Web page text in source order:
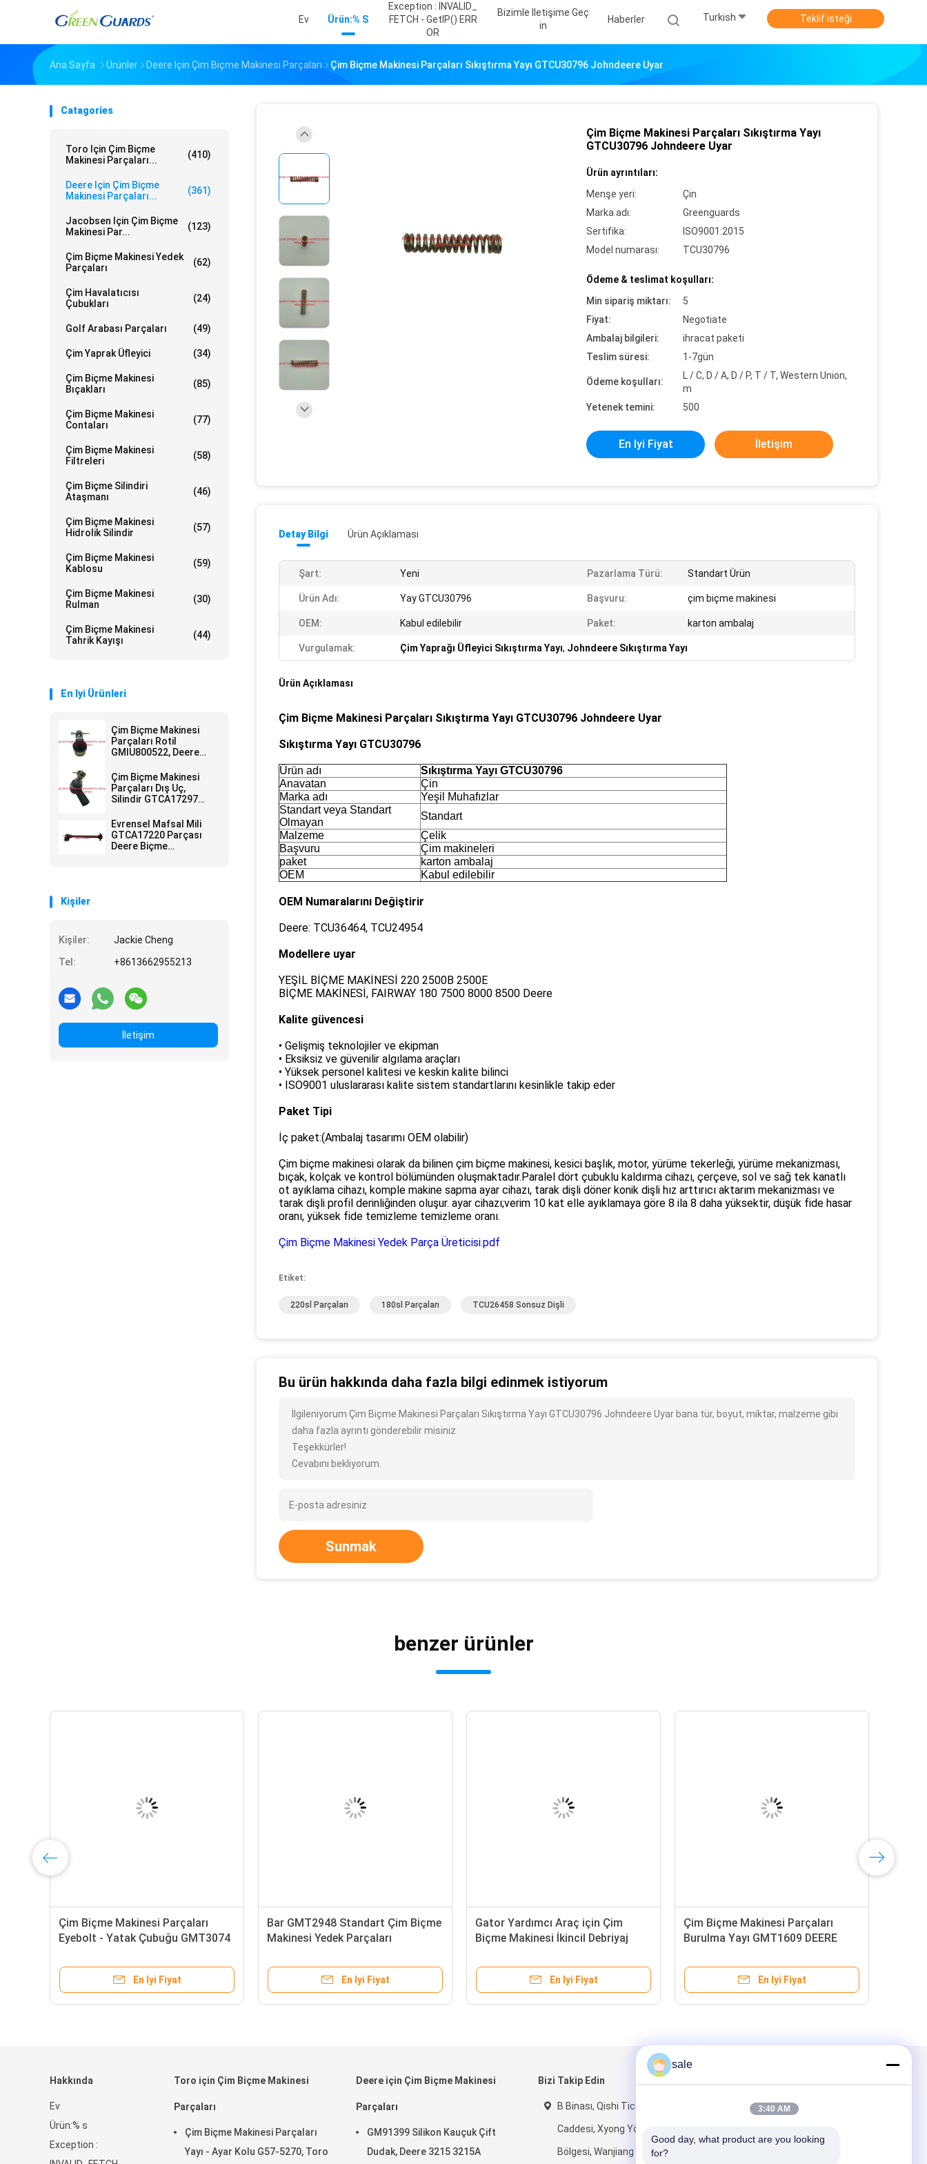
Ev Ürün:% S
Exception : INVALID_
FETCH - GetIP() ERR
OR
Bizimle Iletişime Geç
In
Haberler Turkish Teklif isteği
Ana Sayfa Ürünler Deere Için Çim Biçme Makinesi Parçaları Çim Biçme Makinesi Parçaları Sıkıştırma Yayı GTCU30796 Johndeere Uyar
Catagories
Toro Için Çim Biçme
Makinesi Parçaları...
(410)
Deere Için Çim Biçme
Makinesi Parçaları...
(361)
Jacobsen Için Çim Biçme
Makinesi Par...
(123)
Çim Biçme Makinesi Yedek
Parçaları
(62)
Çim Havalatıcısı
Çubukları
(24)
Golf Arabası Parçaları (49)
Çim Yaprak Üfleyici (34)
Çim Biçme Makinesi
Bıçakları
(85)
Çim Biçme Makinesi
Contaları
(77)
Çim Biçme Makinesi
Filtreleri
(58)
Çim Biçme Silindiri
Ataşmanı
(46)
Çim Biçme Makinesi
Hidrolik Silindir
(57)
Çim Biçme Makinesi
Kablosu
(59)
Çim Biçme Makinesi
Rulman
(30)
Çim Biçme Makinesi
Tahrik Kayışı
(44)
En Iyi Ürünleri
Çim Biçme Makinesi
Parçaları Rotil
GMIU800522, Deere
Aracına Uyar
Çim Biçme Makinesi
Parçaları Dış Uç,
Silindir GTCA17297
Makinesine Uyar
Evrensel Mafsal Mili
GTCA17220 Parçası
Deere Biçme
Kişiler
Kişiler:
Jackie Cheng
Tel:
+8613662955213
İletişim
Çim Biçme Makinesi Parçaları Sıkıştırma Yayı
GTCU30796 Johndeere Uyar
Ürün ayrıntıları:
Menşe yeri:
Çin
Marka adı:
Greenguards
Sertifika:
ISO9001:2015
Model numarası:
TCU30796
Ödeme & teslimat koşulları:
Min sipariş miktarı:
5
Fiyat:
Negotiate
Ambalaj bilgileri:
ihracat paketi
Teslim süresi:
1-7gün
Ödeme koşulları:
L / C, D / A, D / P, T / T, Western Union,
m
Yetenek temini:
500
En Iyi Fiyat İletişim
Detay Bilgi Ürün Açıklaması
Şart: Yeni Pazarlama Türü: Standart Ürün
Ürün Adı: Yay GTCU30796 Başvuru: çim biçme makinesi
OEM: Kabul edilebilir Paket: karton ambalaj
Vurgulamak: Çim Yaprağı Üfleyici Sıkıştırma Yayı, Johndeere Sıkıştırma Yayı
Ürün Açıklaması
Çim Biçme Makinesi Parçaları Sıkıştırma Yayı GTCU30796 Johndeere Uyar
Sıkıştırma Yayı GTCU30796
Ürün adı
Sıkıştırma Yayı GTCU30796
Anavatan
Çin
Marka adı
Yeşil Muhafızlar
Standart veya Standart
Olmayan
Standart
Malzeme
Çelik
Başvuru
Çim makineleri
paket
karton ambalaj
OEM
Kabul edilebilir
OEM Numaralarını Değiştirir
Deere: TCU36464, TCU24954
Modellere uyar
YEŞİL BİÇME MAKİNESİ 220 2500B 2500E
BİÇME MAKİNESİ, FAIRWAY 180 7500 8000 8500 Deere
Kalite güvencesi
• Gelişmiş teknolojiler ve ekipman
• Eksiksiz ve güvenilir algılama araçları
• Yüksek personel kalitesi ve keskin kalite bilinci
• ISO9001 uluslararası kalite sistem standartlarını kesinlikle takip eder
Paket Tipi
İç paket:(Ambalaj tasarımı OEM olabilir)
Çim biçme makinesi olarak da bilinen çim biçme makinesi, kesici başlık, motor, yürüme tekerleği, yürüme mekanizması,
bıçak, kolçak ve kontrol bölümünden oluşmaktadır.Paralel dört çubuklu kaldırma cihazı, çerçeve, sol ve sağ tek kanatlı
ot ayıklama cihazı, komple makine sapma ayar cihazı, tarak dişli döner konik dişli hız arttırıcı aktarım mekanizması ve
tarak dişli profil derinliğinden oluşur. ayar cihazı;verim 10 kat elle ayıklamaya göre 8 ila 8 daha yüksektir, düşük fide hasar
oranı, yüksek fide temizleme temizleme oranı.
Çim Biçme Makinesi Yedek Parça Üreticisi.pdf
Etiket:
220sl Parçaları 180sl Parçaları TCU26458 Sonsuz Dişli
Bu ürün hakkında daha fazla bilgi edinmek istiyorum
İlgileniyorum Çim Biçme Makinesi Parçaları Sıkıştırma Yayı GTCU30796 Johndeere Uyar bana tür, boyut, miktar, malzeme gibi
daha fazla ayrıntı gönderebilir misiniz
Teşekkürler!
Cevabını bekliyorum.
Sunmak
benzer ürünler
Çim Biçme Makinesi Parçaları
Eyebolt - Yatak Çubuğu GMT3074
Uyar
En Iyi Fiyat
Bar GMT2948 Standart Çim Biçme
Makinesi Yedek Parçaları
En Iyi Fiyat
Gator Yardımcı Araç için Çim
Biçme Makinesi İkincil Debriyaj
En Iyi Fiyat
Çim Biçme Makinesi Parçaları
Burulma Yayı GMT1609 DEERE
En Iyi Fiyat
Hakkında
Ev
Ürün:% s
Exception :
Toro için Çim Biçme Makinesi
Parçaları
Çim Biçme Makinesi Parçaları
Yayı - Ayar Kolu G57-5270, Toro
Deere için Çim Biçme Makinesi
Parçaları
GM91399 Silikon Kauçuk Çift
Dudak, Deere 3215 3215A
Bizi Takip Edin
B Binası, Qishi Ticaret
Caddesi, Xyong Yönetim
Bölgesi, Wanjiang Bölgesi,
sale
3:40 AM
Good day, what product are you looking
for?